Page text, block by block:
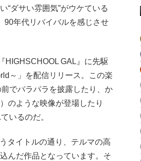
“ダサい雰囲気”がウケている
90年代リバイバルを感じさせ
GAL』に先駆
～」を配信リリース。この楽
でパラパラを披露したり、か
のような映像が登場したり
いるのだ。
タイトルの通り、テルマの高
んだ作品となっています。そ